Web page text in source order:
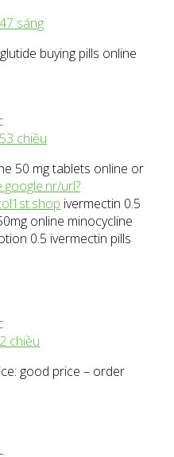
sáng
buying pills online
chiều
50 mg tablets online or
url?
ivermectin 0.5
online minocycline
0.5 ivermectin pills
chiều
good price – order